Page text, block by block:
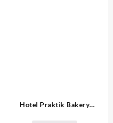
Hotel Praktik Bakery